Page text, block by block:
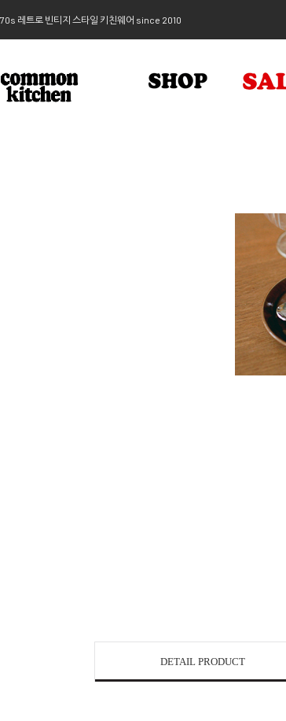
70s 레트로 빈티지 스타일 키친웨어 since 2010
DETAIL PRODUCT